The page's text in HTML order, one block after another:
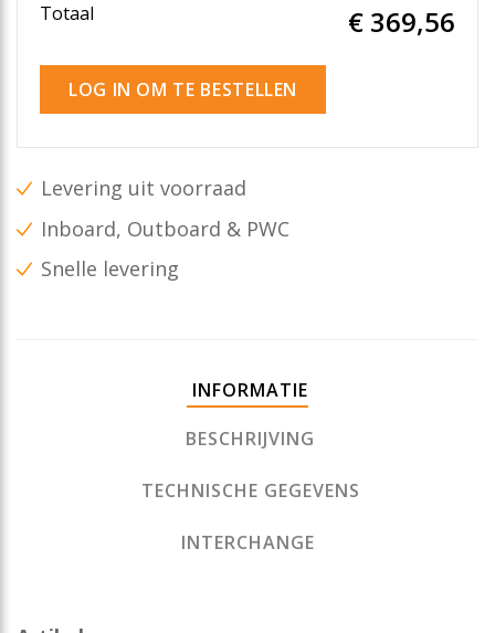
Totaal € 369,56
LOG IN OM TE BESTELLEN
Levering uit voorraad
Inboard, Outboard & PWC
Snelle levering
INFORMATIE
BESCHRIJVING
TECHNISCHE GEGEVENS
INTERCHANGE